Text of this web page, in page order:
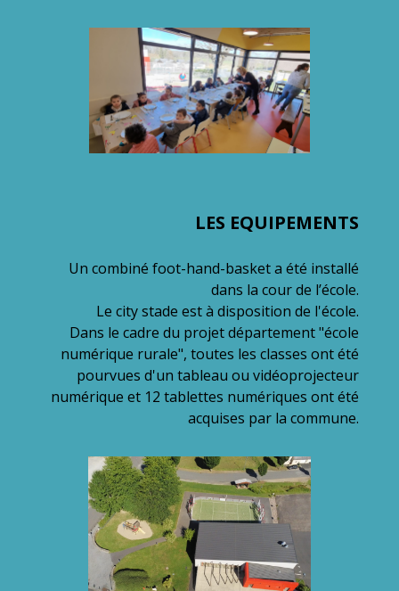
LES EQUIPEMENTS
Un combiné foot-hand-basket a été installé
dans la cour de l’école.
Le city stade est à disposition de l'école.
Dans le cadre du projet département "école
numérique rurale", toutes les classes ont été
pourvues d'un tableau ou vidéoprojecteur
numérique et 12 tablettes numériques ont été
acquises par la commune.